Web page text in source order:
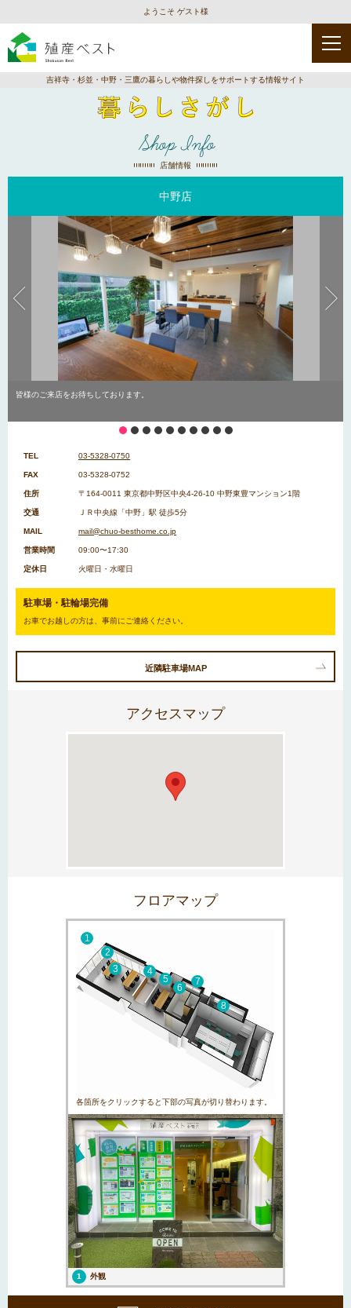
ようこそ ゲスト様
吉祥寺・杉並・中野・三鷹の暮らしや物件探しをサポートする情報サイト
Shop Info
店舗情報
中野店
皆様のご来店をお待ちしております。
1 2 3 4 5 6 7 8 9 10
TEL 03-5328-0750
FAX 03-5328-0752
住所 〒164-0011 東京都中野区中央4-26-10 中野東豊マンション1階
交通 ＪＲ中央線「中野」駅 徒歩5分
MAIL mail@chuo-besthome.co.jp
営業時間 09:00〜17:30
定休日 火曜日・水曜日
駐車場・駐輪場完備
お車でお越しの方は、事前にご連絡ください。
近隣駐車場MAP
アクセスマップ
フロアマップ
各箇所をクリックすると下部の写真が切り替わります。
1 外観